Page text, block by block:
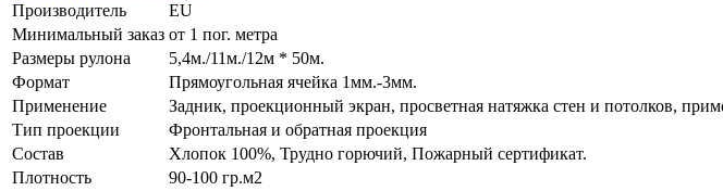
Производитель
EU
Минимальный заказ от 1 пог. метра
Размеры рулона
5,4м./11м./12м * 50м.
Формат
Прямоугольная ячейка 1мм.-3мм.
Применение
Задник, проекционный экран, просветная натяжка стен и потолков,
Тип проекции
Фронтальная и обратная проекция
Состав
Хлопок 100%, Трудно горючий, Пожарный сертификат.
Плотность
90-100 гр.м2